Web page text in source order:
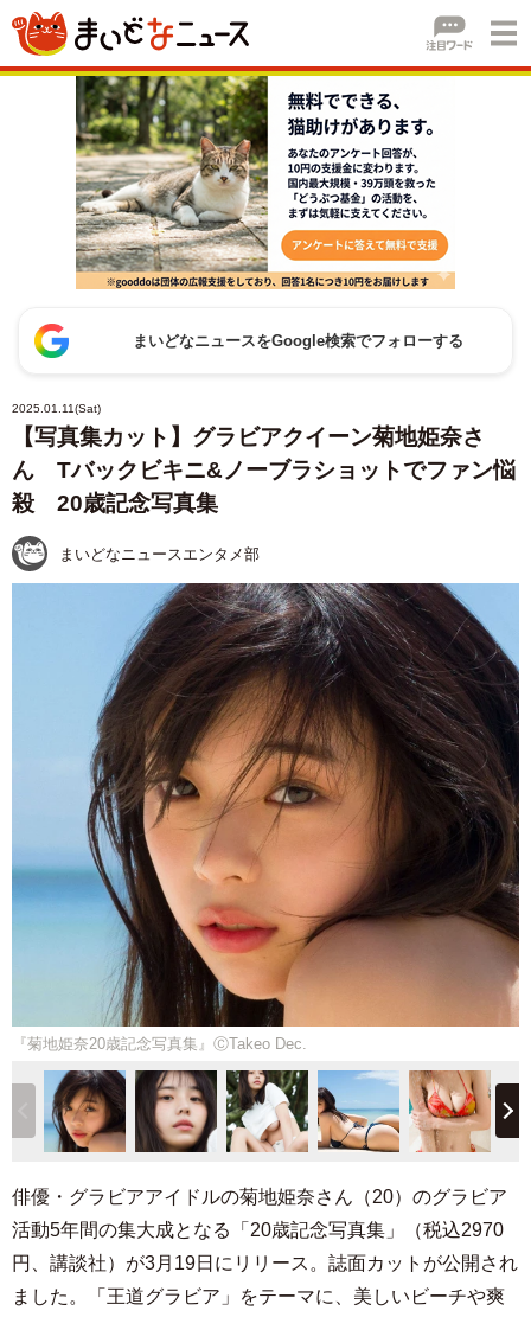
まいどなニュースをGoogle検索でフォローする
2025.01.11(Sat)
【写真集カット】グラビアクイーン菊地姫奈さ
ん Tバックビキニ&ノーブラショットでファン悩
殺 20歳記念写真集
まいどなニュースエンタメ部
『菊地姫奈20歳記念写真集』ⒸTakeo Dec.
俳優・グラビアアイドルの菊地姫奈さん（20）のグラビア
活動5年間の集大成となる「20歳記念写真集」（税込2970
円、講談社）が3月19日にリリース。誌面カットが公開され
ました。「王道グラビア」をテーマに、美しいビーチや爽